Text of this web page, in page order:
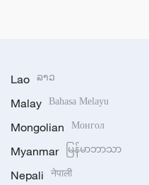
Lao ລາວ
Malay Bahasa Melayu
Mongolian Монгол
Myanmar မြန်မာဘာသာ
Nepali नेपाली